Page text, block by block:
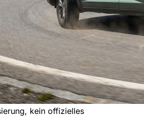
kein offizielles